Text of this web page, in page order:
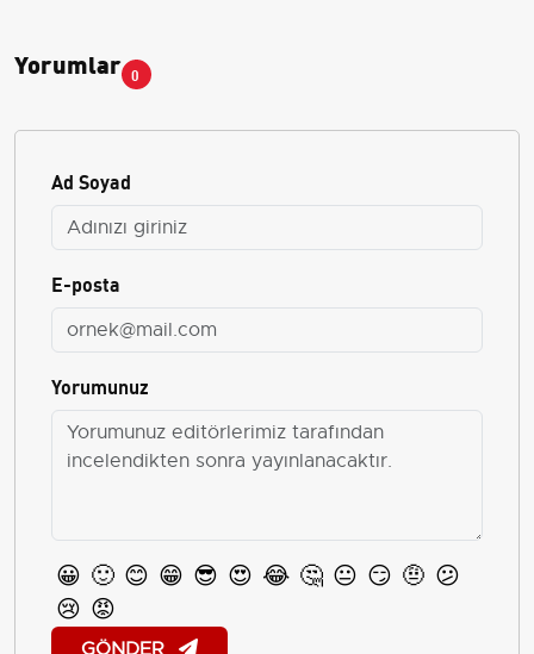
Yorumlar 0
Ad Soyad
E-posta
Yorumunuz
😀 🙂 😊 😁 😎 😍 😂 🤔 😐 😏 🤨 😕
😢 😡
GÖNDER